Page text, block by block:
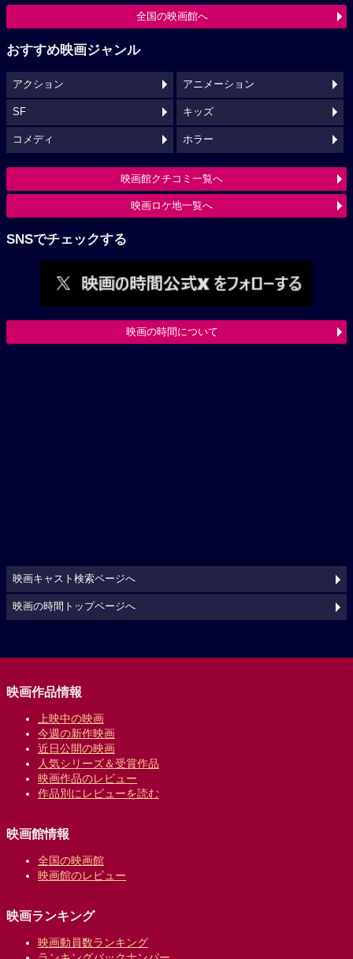
全国の映画館へ
おすすめ映画ジャンル
アクション アニメーション
SF キッズ
コメディ ホラー
映画館クチコミ一覧へ
映画ロケ地一覧へ
SNSでチェックする
映画の時間について
映画キャスト検索ページへ
映画の時間トップページへ
映画作品情報
上映中の映画
今週の新作映画
近日公開の映画
人気シリーズ＆受賞作品
映画作品のレビュー
作品別にレビューを読む
映画館情報
全国の映画館
映画館のレビュー
映画ランキング
映画動員数ランキング